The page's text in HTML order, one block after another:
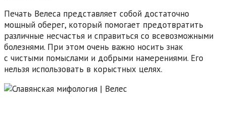
Печать Велеса представляет собой достаточно
мощный оберег, который помогает предотвратить
различные несчастья и справиться со всевозможными
болезнями. При этом очень важно носить знак
с чистыми помыслами и добрыми намерениями. Его
нельзя использовать в корыстных целях.